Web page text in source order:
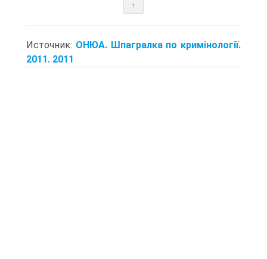
↑
Источник: ОНЮА. Шпагралка по кримінології.
2011. 2011